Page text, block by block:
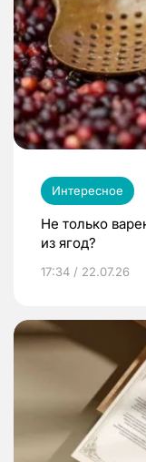
Интересное
Не только
из ягод?
17:34 / 22.07.26